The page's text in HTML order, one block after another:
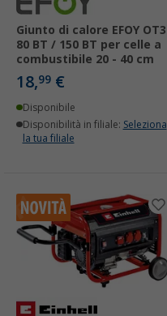
Giunto di calore EFOY OT3
80 BT / 150 BT per celle a
combustibile 20 - 40 cm
18,99 €
Disponibile
Disponibilità in filiale: Seleziona
la tua filiale